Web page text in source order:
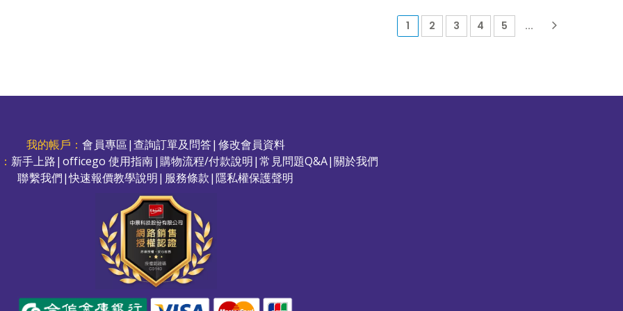
1 (current)
2 3 4 5 ...
我的帳戶：會員專區|查詢訂單及問答| 修改會員資料
新手上路| officego 使用指南|購物流程/付款說明|常見問題Q&A|關於我們
聯繫我們|快速報價教學說明| 服務條款|隱私權保護聲明